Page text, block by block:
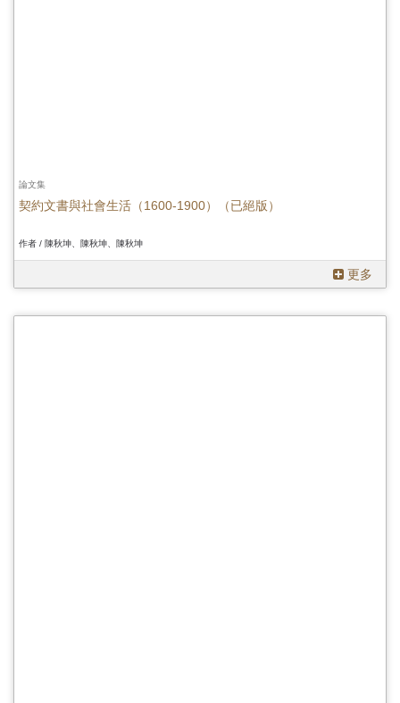
論文集
契約文書與社會生活（1600-1900）（已絕版）
作者 / 陳秋坤、陳秋坤、陳秋坤
更多